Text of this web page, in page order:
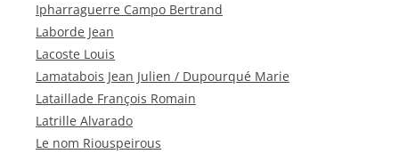
Ipharraguerre Campo Bertrand
Laborde Jean
Lacoste Louis
Lamatabois Jean Julien / Dupourqué Marie
Lataillade François Romain
Latrille Alvarado
Le nom Riouspeirous